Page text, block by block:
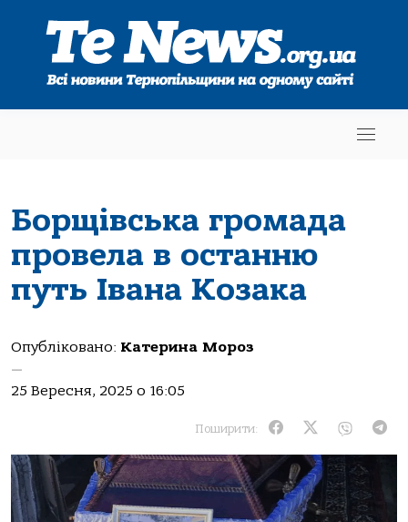
Борщівська громада
провела в останню
путь Івана Козака
Опубліковано: Катерина Мороз
—
25 Вересня, 2025 о 16:05
Поширити: